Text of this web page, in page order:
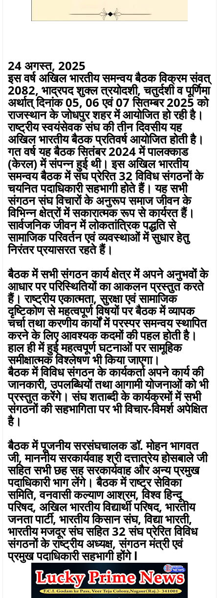
24 अगस्त, 2025
इस वर्ष अखिल भारतीय समन्वय बैठक विक्रम संवत्
2082, भाद्रपद शुक्ल त्रयोदशी, चतुर्दशी व पूर्णिमा
अर्थात् दिनांक 05, 06 एवं 07 सितम्बर 2025 को
राजस्थान के जोधपुर शहर में आयोजित हो रही है।
राष्ट्रीय स्वयंसेवक संघ की तीन दिवसीय यह
अखिल भारतीय बैठक प्रतिवर्ष आयोजित होती है।
गत वर्ष यह बैठक सितंबर 2024 में पालक्काड
(केरल) में संपन्न हुई थी। इस अखिल भारतीय
समन्वय बैठक में संघ प्रेरित 32 विविध संगठनों के
चयनित पदाधिकारी सहभागी होते हैं। यह सभी
संगठन संघ विचारों के अनुरूप समाज जीवन के
विभिन्न क्षेत्रों में सकारात्मक रूप से कार्यरत हैं।
सार्वजनिक जीवन में लोकतांत्रिक पद्धति से
सामाजिक परिवर्तन एवं व्यवस्थाओं में सुधार हेतु
निरंतर प्रयासरत रहते हैं।
बैठक में सभी संगठन कार्य क्षेत्र में अपने अनुभवों के
आधार पर परिस्थितियों का आकलन प्रस्तुत करते
हैं। राष्ट्रीय एकात्मता, सुरक्षा एवं सामाजिक
दृष्टिकोण से महत्वपूर्ण विषयों पर बैठक में व्यापक
चर्चा तथा करणीय कार्यों में परस्पर समन्वय स्थापित
करने के लिए आवश्यक कदमों की पहल होती है।
हाल ही में हुई महत्वपूर्ण घटनाओं पर सामूहिक
समीक्षात्मक विश्लेषण भी किया जाएगा।
बैठक में विविध संगठन के कार्यकर्ता अपने कार्य की
जानकारी, उपलब्धियों तथा आगामी योजनाओं को भी
प्रस्तुत करेंगे। संघ शताब्दी के कार्यक्रमों में सभी
संगठनों की सहभागिता पर भी विचार-विमर्श अपेक्षित
है।
बैठक में पूजनीय सरसंघचालक डॉ. मोहन भागवत
जी, माननीय सरकार्यवाह श्री दत्तात्रेय होसबाले जी
सहित सभी छह सह सरकार्यवाह और अन्य प्रमुख
पदाधिकारी भाग लेंगे। बैठक में राष्ट्र सेविका
समिति, वनवासी कल्याण आश्रम, विश्व हिन्दू
परिषद, अखिल भारतीय विद्यार्थी परिषद, भारतीय
जनता पार्टी, भारतीय किसान संघ, विद्या भारती,
भारतीय मजदूर संघ सहित 32 संघ प्रेरित विविध
संगठनों के राष्ट्रीय अध्यक्ष, संगठन मंत्री एवं
प्रमुख पदाधिकारी सहभागी होंगे l